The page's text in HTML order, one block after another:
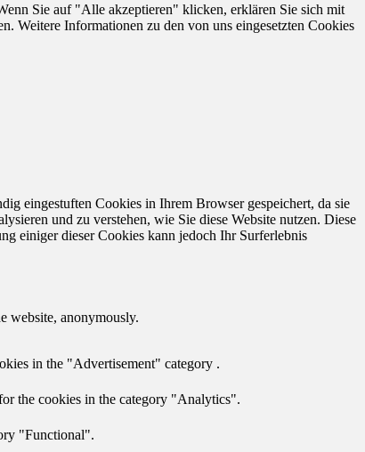
Sie auf "Alle akzeptieren" klicken, erklären Sie sich mit
Weitere Informationen zu den von uns eingesetzten Cookies
eingestuften Cookies in Ihrem Browser gespeichert, da sie
und zu verstehen, wie Sie diese Website nutzen. Diese
einiger dieser Cookies kann jedoch Ihr Surferlebnis
website, anonymously.
in the "Advertisement" category .
the cookies in the category "Analytics".
"Functional".